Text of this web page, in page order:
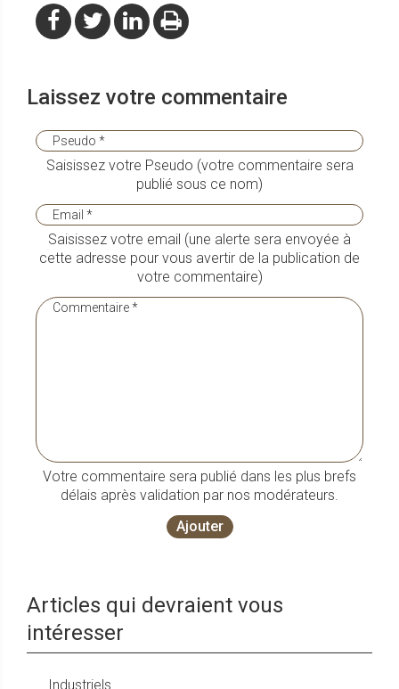
Laissez votre commentaire
Saisissez votre Pseudo (votre commentaire sera
publié sous ce nom)
Saisissez votre email (une alerte sera envoyée à
cette adresse pour vous avertir de la publication de
votre commentaire)
Votre commentaire sera publié dans les plus brefs
délais après validation par nos modérateurs.
Ajouter
Articles qui devraient vous
intéresser
Industriels